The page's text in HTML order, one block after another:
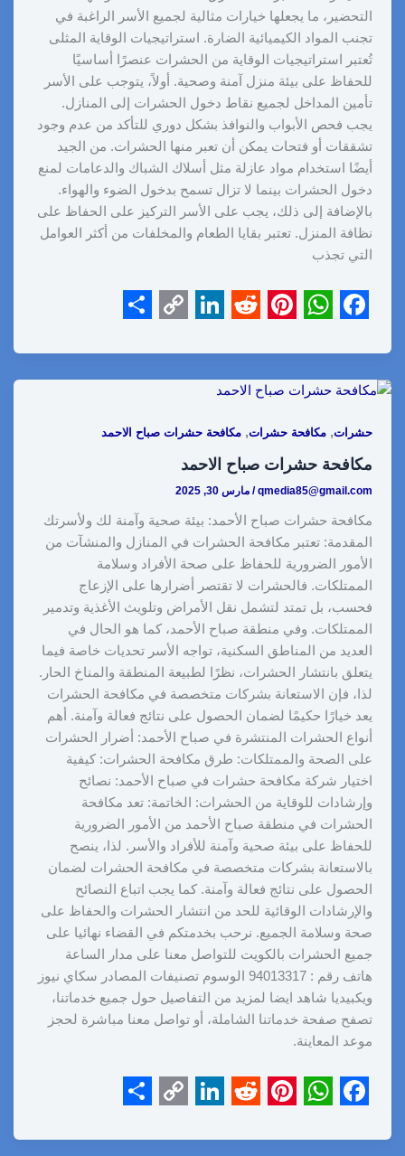
التحضير، ما يجعلها خيارات مثالية لجميع الأسر الراغبة في
تجنب المواد الكيميائية الضارة. استراتيجيات الوقاية المثلى
تُعتبر استراتيجيات الوقاية من الحشرات عنصرًا أساسيًا
للحفاظ على بيئة منزل آمنة وصحية. أولاً، يتوجب على الأسر
تأمين المداخل لجميع نقاط دخول الحشرات إلى المنازل.
يجب فحص الأبواب والنوافذ بشكل دوري للتأكد من عدم وجود
تشققات أو فتحات يمكن أن تعبر منها الحشرات. من الجيد
أيضًا استخدام مواد عازلة مثل أسلاك الشباك والدعامات لمنع
دخول الحشرات بينما لا تزال تسمح بدخول الضوء والهواء.
بالإضافة إلى ذلك، يجب على الأسر التركيز على الحفاظ على
نظافة المنزل. تعتبر بقايا الطعام والمخلفات من أكثر العوامل
التي تجذب
a
c
b
o
o
k
h
a
s
A
p
p
i
n
e
r
s
t
e
d
t
i
n
k
e
d
I
n
o
y
L
i
k
h
r
e
حشرات,مكافحة حشرات,مكافحة حشرات صباح الاحمد
مكافحة حشرات صباح الاحمد
qmedia85@gmail.com
/مارس 30, 2025
مكافحة حشرات صباح الأحمد: بيئة صحية وآمنة لك ولأسرتك
المقدمة: تعتبر مكافحة الحشرات في المنازل والمنشآت من
الأمور الضرورية للحفاظ على صحة الأفراد وسلامة
الممتلكات. فالحشرات لا تقتصر أضرارها على الإزعاج
فحسب، بل تمتد لتشمل نقل الأمراض وتلويث الأغذية وتدمير
الممتلكات. وفي منطقة صباح الأحمد، كما هو الحال في
العديد من المناطق السكنية، تواجه الأسر تحديات خاصة فيما
يتعلق بانتشار الحشرات، نظرًا لطبيعة المنطقة والمناخ الحار.
لذا، فإن الاستعانة بشركات متخصصة في مكافحة الحشرات
يعد خيارًا حكيمًا لضمان الحصول على نتائج فعالة وآمنة. أهم
أنواع الحشرات المنتشرة في صباح الأحمد: أضرار الحشرات
على الصحة والممتلكات: طرق مكافحة الحشرات: كيفية
اختيار شركة مكافحة حشرات في صباح الأحمد: نصائح
وإرشادات للوقاية من الحشرات: الخاتمة: تعد مكافحة
الحشرات في منطقة صباح الأحمد من الأمور الضرورية
للحفاظ على بيئة صحية وآمنة للأفراد والأسر. لذا، ينصح
بالاستعانة بشركات متخصصة في مكافحة الحشرات لضمان
الحصول على نتائج فعالة وآمنة. كما يجب اتباع النصائح
والإرشادات الوقائية للحد من انتشار الحشرات والحفاظ على
صحة وسلامة الجميع. نرحب بخدمتكم في القضاء نهائيا على
جميع الحشرات بالكويت للتواصل معنا على مدار الساعة
هاتف رقم : 94013317 الوسوم تصنيفات المصادر سكاي نيوز
ويكبيديا شاهد ايضا لمزيد من التفاصيل حول جميع خدماتنا،
تصفح صفحة خدماتنا الشاملة، أو تواصل معنا مباشرة لحجز
موعد المعاينة.
a
h
i
e
i
o
h